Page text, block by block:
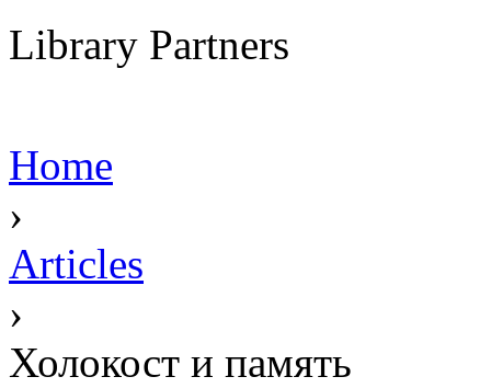
Library Partners
Home
›
Articles
›
Холокост и память